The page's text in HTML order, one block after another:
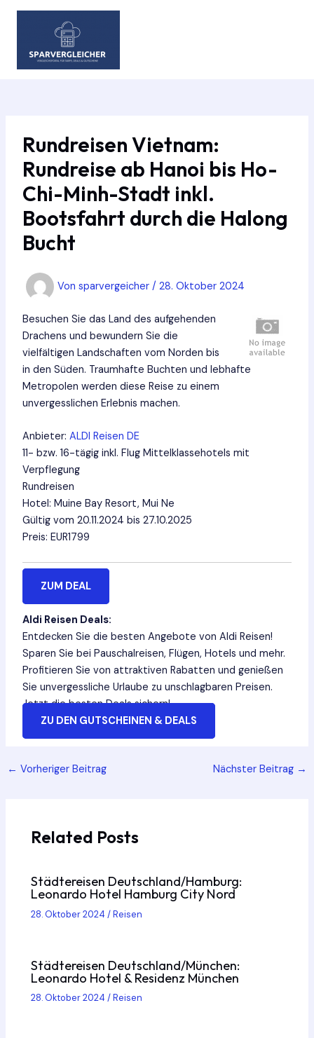
Zum
Rundreisen Vietnam:
Rundreise ab Hanoi bis Ho-
Chi-Minh-Stadt inkl.
Bootsfahrt durch die Halong
Bucht
Von sparvergeicher / 28. Oktober 2024
Besuchen Sie das Land des aufgehenden
Drachens und bewundern Sie die
vielfältigen Landschaften vom Norden bis
in den Süden. Traumhafte Buchten und lebhafte
Metropolen werden diese Reise zu einem
unvergesslichen Erlebnis machen.
Anbieter: ALDI Reisen DE
11- bzw. 16-tägig inkl. Flug Mittelklassehotels mit
Verpflegung
Rundreisen
Hotel: Muine Bay Resort, Mui Ne
Gültig vom 20.11.2024 bis 27.10.2025
Preis: EUR1799
ZUM DEAL
Aldi Reisen Deals:
Entdecken Sie die besten Angebote von Aldi Reisen!
Sparen Sie bei Pauschalreisen, Flügen, Hotels und mehr.
Profitieren Sie von attraktiven Rabatten und genießen
Sie unvergessliche Urlaube zu unschlagbaren Preisen.
Jetzt die besten Deals sichern!
ZU DEN GUTSCHEINEN & DEALS
Post
← Vorheriger Beitrag Nächster Beitrag →
Related Posts
Städtereisen Deutschland/Hamburg:
Leonardo Hotel Hamburg City Nord
28. Oktober 2024/Reisen
Städtereisen Deutschland/München:
Leonardo Hotel & Residenz München
28. Oktober 2024/Reisen